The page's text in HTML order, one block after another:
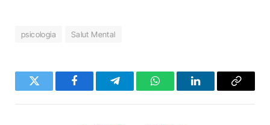
psicologia Salut Mental
Twitter FacebookTelegramWhatsAppLinkedInCopy